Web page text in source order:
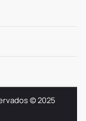
© 2025